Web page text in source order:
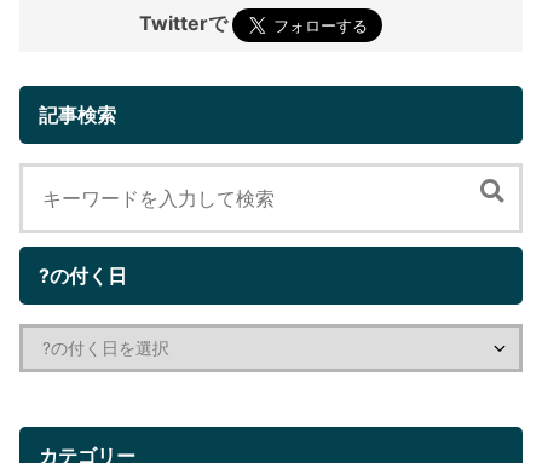
Twitterで
記事検索
?の付く日
カテゴリー